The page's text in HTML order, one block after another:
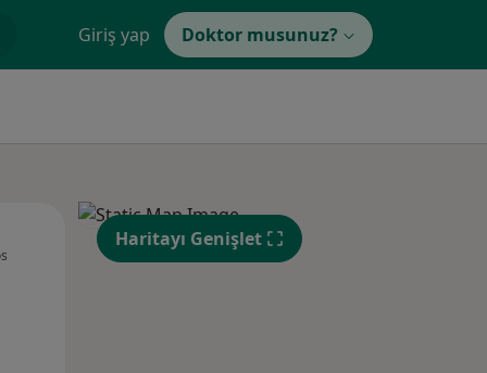
Giriş yap Doktor musunuz?
12 Ağustos
Per,
13 Ağustos
Cum,
14 Ağustos
Haritayı Genişlet